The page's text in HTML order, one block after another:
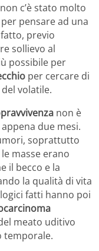
c’è stato molto
pensare ad una
previo
sollievo al
possibile per
per cercare di
volatile.
non è
due mesi.
soprattutto
masse erano
il becco e la
la qualità di vita
fatti hanno poi
meato uditivo
temporale.